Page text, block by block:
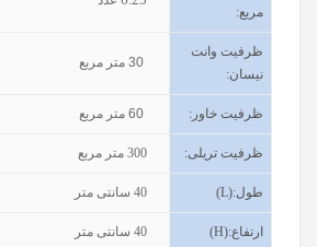
مربع:
ظرفیت وانت
نیسان:
30 متر مربع
ظرفیت خاور :
60 متر مربع
ظرفیت تریلی:
300 متر مربع
طول(L):
40 سانتی متر
ارتفاع(H):
40 سانتی متر